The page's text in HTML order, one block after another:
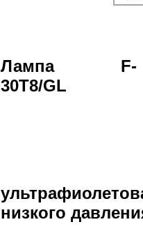
Лампа F-
30T8/GL
низкого